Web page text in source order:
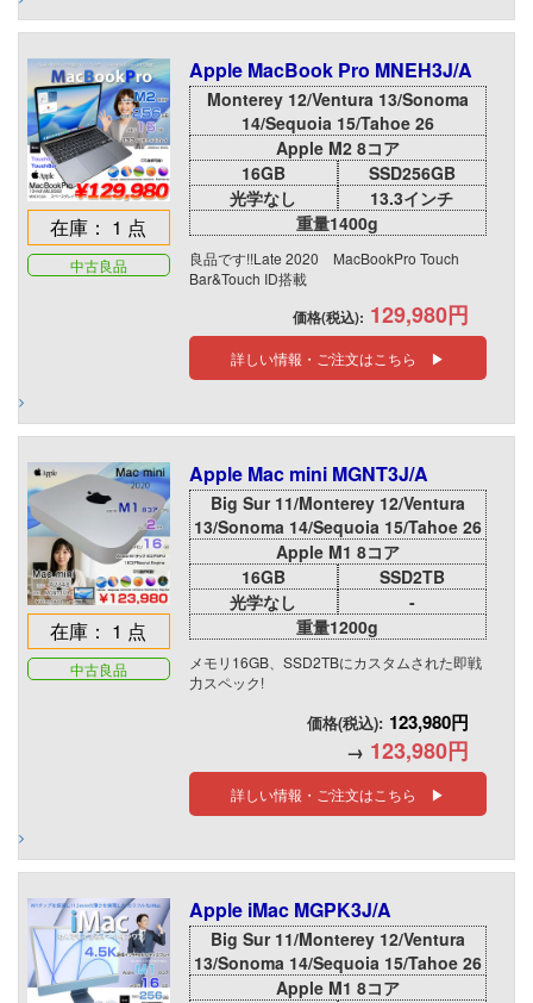
在庫： 1 点
中古良品
Apple MacBook Pro MNEH3J/A
Monterey 12/Ventura 13/Sonoma
14/Sequoia 15/Tahoe 26
Apple M2 8コア
16GB
SSD256GB
光学なし
13.3インチ
重量1400g
良品です!!Late 2020 MacBookPro Touch
Bar&Touch ID搭載
価格(税込): 129,980円
詳しい情報・ご注文はこちら ▶
在庫： 1 点
中古良品
Apple Mac mini MGNT3J/A
Big Sur 11/Monterey 12/Ventura
13/Sonoma 14/Sequoia 15/Tahoe 26
Apple M1 8コア
16GB
SSD2TB
光学なし
-
重量1200g
メモリ16GB、SSD2TBにカスタムされた即戦
力スペック!
価格(税込): 123,980円
→ 123,980円
詳しい情報・ご注文はこちら ▶
Apple iMac MGPK3J/A
Big Sur 11/Monterey 12/Ventura
13/Sonoma 14/Sequoia 15/Tahoe 26
Apple M1 8コア